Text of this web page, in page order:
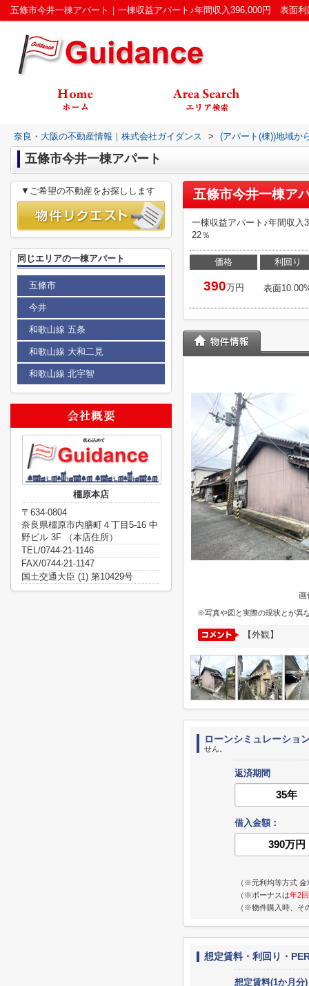
奈良・大阪の不動産情報｜株式会社ガイダンス > (アパート(棟))地域か
五條市今井一棟アパート
五條市今井一棟ア
一棟収益アパート♪年間収
22％
価格
390万円
利回り
表面
画
※写真や図と実際の現状とが異
【外観】
ローンシミュレーショ
せん。
返済期間
借入金額：
（※元利均等方式 金
（※ボーナスは年2回
（※物件購入時、そ
想定賃料・利回り・
想定賃料(1か月分)
▼ご希望の不動産をお探しします
同じエリアの一棟アパート
五條市
今井
和歌山線 五条
和歌山線 大和二見
和歌山線 北宇智
橿原本店
〒634-0804
奈良県橿原市内膳町４丁目5-16 中
野ビル 3F （本店住所）
TEL/0744-21-1146
FAX/0744-21-1147
国土交通大臣 (1) 第10429号